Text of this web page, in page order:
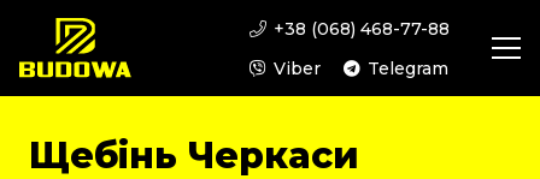
+38 (068) 468-77-88
Viber
Telegram
Щебінь Черкаси